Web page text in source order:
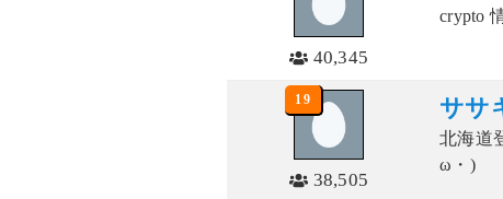
40,345
crypto
19
38,505
ササ
北海道
ω・)